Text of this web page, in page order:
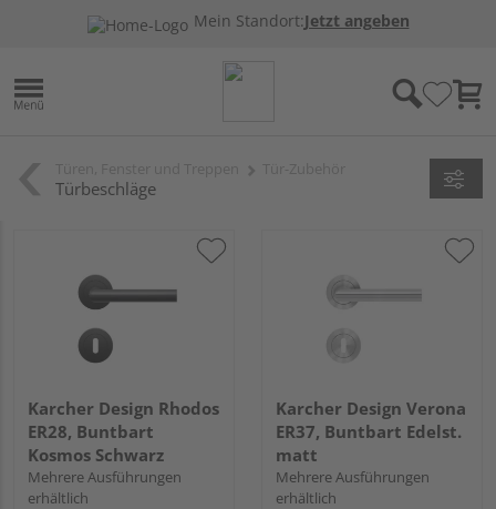
Mein Standort:Jetzt angeben
Türbeschläge
Karcher Design Rhodos
ER28, Buntbart
Kosmos Schwarz
Mehrere Ausführungen
erhältlich
Karcher Design Verona
ER37, Buntbart Edelst.
matt
Mehrere Ausführungen
erhältlich